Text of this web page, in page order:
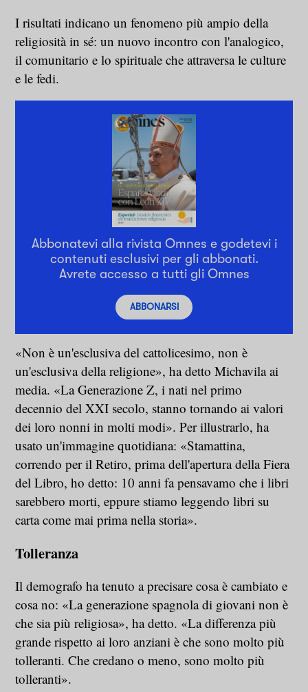
I risultati indicano un fenomeno più ampio della
religiosità in sé: un nuovo incontro con l'analogico,
il comunitario e lo spirituale che attraversa le culture
e le fedi.
Abbonatevi alla rivista Omnes e godetevi i
contenuti esclusivi per gli abbonati.
Avrete accesso a tutti gli Omnes
ABBONARSI
«Non è un'esclusiva del cattolicesimo, non è
un'esclusiva della religione», ha detto Michavila ai
media. «La Generazione Z, i nati nel primo
decennio del XXI secolo, stanno tornando ai valori
dei loro nonni in molti modi». Per illustrarlo, ha
usato un'immagine quotidiana: «Stamattina,
correndo per il Retiro, prima dell'apertura della Fiera
del Libro, ho detto: 10 anni fa pensavamo che i libri
sarebbero morti, eppure stiamo leggendo libri su
carta come mai prima nella storia».
Tolleranza
Il demografo ha tenuto a precisare cosa è cambiato e
cosa no: «La generazione spagnola di giovani non è
che sia più religiosa», ha detto. «La differenza più
grande rispetto ai loro anziani è che sono molto più
tolleranti. Che credano o meno, sono molto più
tolleranti».